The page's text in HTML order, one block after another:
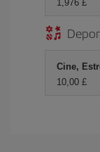
1,976 £
Cine,
10,00 £